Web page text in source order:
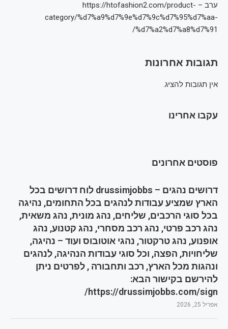
ערב – https://htofashion2.com/product-
category/%d7%a9%d7%9e%d7%9c%d7%95%d7%aa-
%d7%a2%d7%a8%d7%91/
תגובות אחרונות
אין תגובות להציג.
עקבו אחרינו
פוסטים אחרונים
דרושים נהגים – drussimjobbs לוח דרושים בכל
הארץ שמציע עבודות לנהגים בכל התחומים, נהיגה
בכל סוגי הרכבים, שליחים, נהג מונית, נהג משאית,
נהג רכב פרטי, נהג רכב מסחרי, נהג קטנוע, נהג
אופנוע, נהג טרקטור, נהגי אוטובוס ועוד – נהיגה,
שליחויות, הפצה, וכל סוגי עבודות הנהיגה, לנהגים
ונהגות מכל הארץ, רכב ותחבורה , לפרטים ניתן
להירשם בקישור הבא:
https://drussimjobbs.com/sign/
אפריל 25, 2026